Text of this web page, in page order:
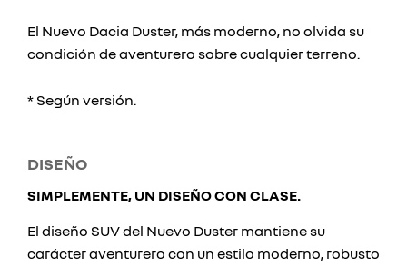
El Nuevo Dacia Duster, más moderno, no olvida su
condición de aventurero sobre cualquier terreno.
* Según versión.
DISEÑO
SIMPLEMENTE, UN DISEÑO CON CLASE.
El diseño SUV del Nuevo Duster mantiene su
carácter aventurero con un estilo moderno, robusto